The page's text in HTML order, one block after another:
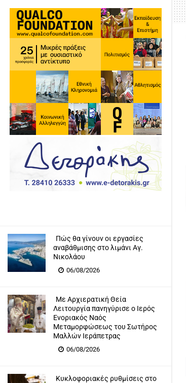
Πώς θα γίνουν οι εργασίες
αναβάθμισης στο λιμάνι Αγ.
Νικολάου
06/08/2026
Με Αρχιερατική Θεία
Λειτουργία πανηγύρισε ο Ιερός
Ενοριακός Ναός
Μεταμορφώσεως του Σωτήρος
Μαλλών Ιεράπετρας
06/08/2026
Κυκλοφοριακές ρυθμίσεις στο